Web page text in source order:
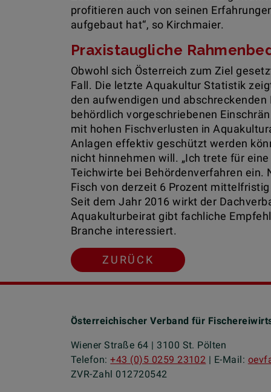
profitieren auch von seinen
aufgebaut hat“, so Kirchmaier.
Praxistaugliche
Obwohl sich Österreich zum Ziel
Fall. Die letzte Aquakultur Statistik
den aufwendigen und
behördlich vorgeschriebenen
mit hohen Fischverlusten in
Anlagen effektiv geschützt werden
nicht hinnehmen will. „Ich trete für
Teichwirte bei Behördenverfahren ein.
Fisch von derzeit 6 Prozent mittelfristig
Seit dem Jahr 2016 wirkt der
Aquakulturbeirat gibt fachliche
Branche interessiert.
ZURÜCK
Österreichischer Verband für
Wiener Straße 64 | 3100 St. Pölten
Telefon:+43 (0)5 0259 23102 | E-Mail:
ZVR-Zahl 012720542